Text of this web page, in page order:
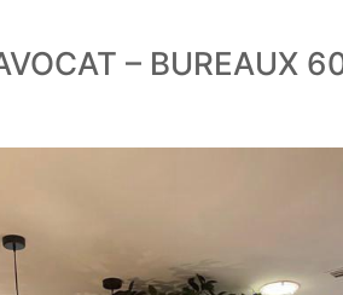
– BUREAUX